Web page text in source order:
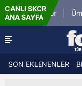
CANLI SKOR
ANA SAYFA
İstanbulspor
SON EKLENENLER